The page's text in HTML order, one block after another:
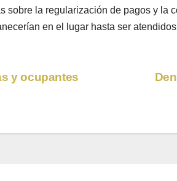
sobre la regularización de pagos y la
en el lugar hasta ser
y ocupantes